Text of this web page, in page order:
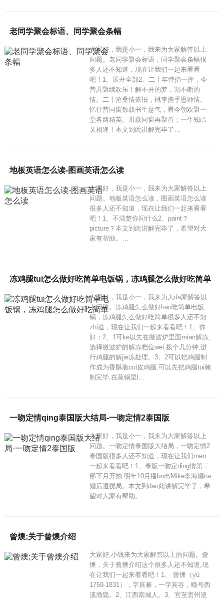
老同学聚会标语、同学聚会条幅
大家好，我是小一，我来为大家解答以上
问题。老同学聚会标语，同学聚会条幅很
多人还不知道，现在让我们一起来看看
吧！1、展开全部2、二十年弹指一挥，今
昔共聚续欢乐！解不开的梦，割不断的
情。二十沧桑情依旧，桃李携手恩师情。
忆往昔同窗数载书生意气，看今朝欢聚一
堂各路精英。卅载同窗再聚首；一生知己
又相逢！本文到此讲解完毕了…
地板英语怎么读-图画英语怎么读
大家好，我是小一，我来为大家解答以上
问题。地板英语怎么读，图画英语怎么读
很多人还不知道，现在让我们一起来看看
吧！1、不清楚你问什么2、paint？
picture？本文到此讲解完毕了，希望对大
家有帮助。…
冻鸡腿tui怎么做好吃简单电饭锅，冻鸡腿怎么做好吃简单
大家好，我是小一，我来为大da家解答以
上问题。冻鸡腿怎么做好hao吃简单电饭
锅，冻鸡腿怎么做好吃简单很多人还不知
zhi道，现在让我们一起来看看吧！1、你
好；2、1可ke以先在微波炉里面mian解冻,
选择微波炉的解冻档位wei,拨个几分钟,进
行鸡腿的解jie冻处理。3、2可以把鸡腿制
作成为香酥脆cui皮鸡腿,可以先把鸡腿tui腌
制完毕,在蒸锅里l…
一吻定情qing泰国版大结局-一吻定情2泰国版
大家好，我是小一，我来为大家解答以上
问题。一吻定情泰国版大结局，一吻定情2
泰国版很多人还不知道，现在让我们men
一起来看看吧！1、泰版一吻定ding情第二
部下月开拍 明年10月播bo出Mike李海娜na
婚后遭搅局。本文到dao此讲解完毕了，希
望对大家有帮助。…
曾燠;关于曾燠介绍
大家好,小钱来为大家解答以上的问题。曾
燠，关于曾燠介绍这个很多人还不知道,现
在让我们一起来看看吧！1、 曾燠（yù
1759-1831），字庶蕃，一字宾谷，晚号西
溪渔隐。2、江西南城人。3、官至贵州巡